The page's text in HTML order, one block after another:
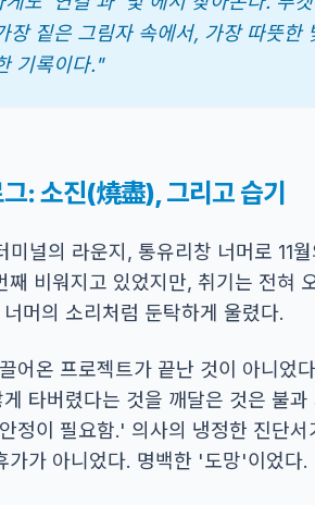
장 짙은 그림자 속에서, 가장 따뜻한
기록이다."
: 소진(燒盡), 그리고 습기
미널의 라운지, 통유리창 너머로 11
째 비워지고 있었지만, 취기는 전혀
머의 소리처럼 둔탁하게 울렸다.
어온 프로젝트가 끝난 것이 아니었
타버렸다는 것을 깨달은 것은 불
정이 필요함.' 의사의 냉정한 진단
가가 아니었다. 명백한 '도망'이었다.